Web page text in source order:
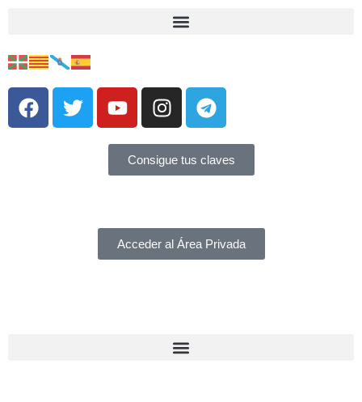
Consigue tus claves
Acceder al Área Privada